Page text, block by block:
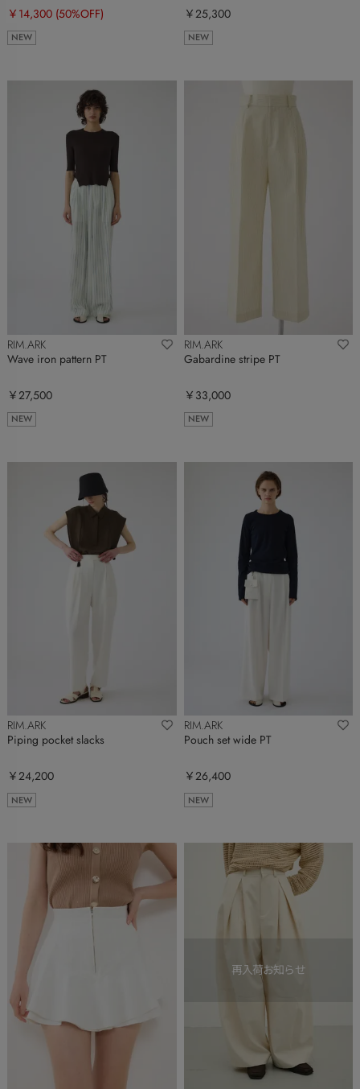
￥14,300 (50%OFF)
NEW
￥25,300
NEW
RIM.ARK
Wave iron pattern PT
￥27,500
NEW
RIM.ARK
Gabardine stripe PT
￥33,000
NEW
RIM.ARK
Piping pocket slacks
￥24,200
NEW
RIM.ARK
Pouch set wide PT
￥26,400
NEW